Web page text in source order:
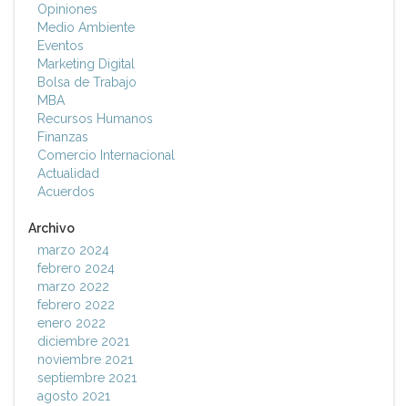
Opiniones
Medio Ambiente
Eventos
Marketing Digital
Bolsa de Trabajo
MBA
Recursos Humanos
Finanzas
Comercio Internacional
Actualidad
Acuerdos
Archivo
marzo 2024
febrero 2024
marzo 2022
febrero 2022
enero 2022
diciembre 2021
noviembre 2021
septiembre 2021
agosto 2021